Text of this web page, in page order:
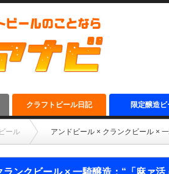
クラフトビール日記 限定醸造
ール アンドビール × クランクビール ×
ランクビール × 一騎醸造：“「麻ァ